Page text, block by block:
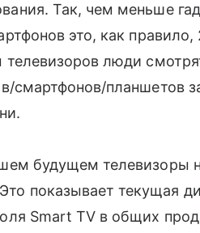
Так, чем меньше
это, как
люди
смартфонов/планшетов
будущем телевизоры
показывает текущая
Smart TV в общих